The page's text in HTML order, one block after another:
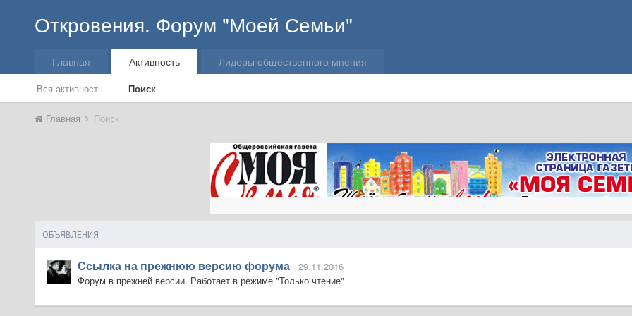
Откровения. Форум "Моей Семьи"
Главная Активность
Вся активность Поиск
Лидеры общественного мнения
Главная Поиск
ОБЪЯВЛЕНИЯ
Ссылка на прежнюю версию форума
29.11.2016
Форум в прежней версии. Работает в режиме "Только чтение"